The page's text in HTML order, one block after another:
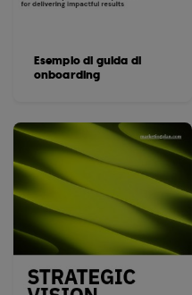
Esempio di guida di
onboarding